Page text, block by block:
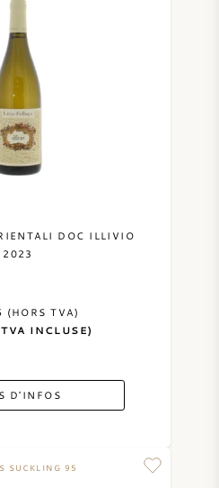
DOC ILLIVIO
2023
(HORS TVA)
INCLUSE)
D'INFOS
SUCKLING 95